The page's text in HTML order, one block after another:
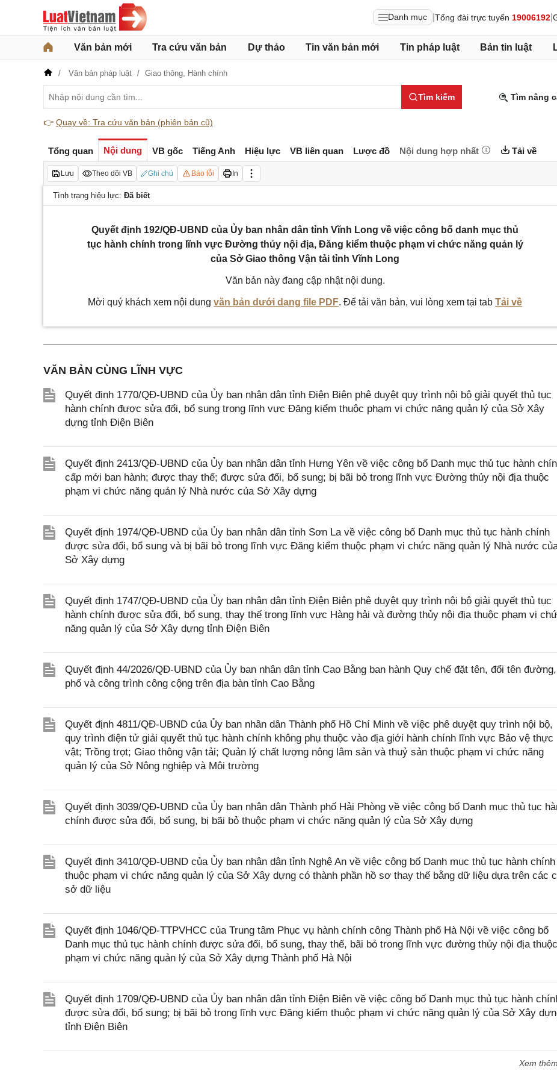
Danh mục Tổng đài trực tuyến 19006192
Văn bản mới Tra cứu văn bản Dự thảo Tin văn bản mới Tin pháp luật Bản tin luật
Văn bản pháp luật Giao thông, Hành chính
Tìm kiếm Tìm nâng
👉 Quay về: Tra cứu văn bản (phiên bản cũ)
Tổng quan Nội dung VB gốc Tiếng Anh Hiệu lực VB liên quan Lược đồ Nội dung hợp nhất Tải về
Lưu Theo dõi VB Ghi chú Báo lỗi In
Tình trạng hiệu lực: Đã biết
Quyết định 192/QĐ-UBND của Ủy ban nhân dân tỉnh Vĩnh Long về việc công bố danh mục thủ
tục hành chính trong lĩnh vực Đường thủy nội địa, Đăng kiểm thuộc phạm vi chức năng quản lý
của Sở Giao thông Vận tải tỉnh Vĩnh Long
Văn bản này đang cập nhật nội dung.
Mời quý khách xem nội dung văn bản dưới dạng file PDF. Để tải văn bản, vui lòng xem tại tab Tải về
VĂN BẢN CÙNG LĨNH VỰC
Quyết định 1770/QĐ-UBND của Ủy ban nhân dân tỉnh Điện Biên phê duyệt quy trình nội bộ giải quyết thủ tục
hành chính được sửa đổi, bổ sung trong lĩnh vực Đăng kiểm thuộc phạm vi chức năng quản lý của Sở Xây
dựng tỉnh Điện Biên
Quyết định 2413/QĐ-UBND của Ủy ban nhân dân tỉnh Hưng Yên về việc công bố Danh mục thủ tục hành
cấp mới ban hành; được thay thế; được sửa đổi, bổ sung; bị bãi bỏ trong lĩnh vực Đường thủy nội địa thuộc
phạm vi chức năng quản lý Nhà nước của Sở Xây dựng
Quyết định 1974/QĐ-UBND của Ủy ban nhân dân tỉnh Sơn La về việc công bố Danh mục thủ tục hành chính
được sửa đổi, bổ sung và bị bãi bỏ trong lĩnh vực Đăng kiểm thuộc phạm vi chức năng quản lý Nhà nước
Sở Xây dựng
Quyết định 1747/QĐ-UBND của Ủy ban nhân dân tỉnh Điện Biên phê duyệt quy trình nội bộ giải quyết thủ tục
hành chính được sửa đổi, bổ sung, thay thế trong lĩnh vực Hàng hải và đường thủy nội địa thuộc phạm vi
năng quản lý của Sở Xây dựng tỉnh Điện Biên
Quyết định 44/2026/QĐ-UBND của Ủy ban nhân dân tỉnh Cao Bằng ban hành Quy chế đặt tên, đổi tên đường,
phố và công trình công cộng trên địa bàn tỉnh Cao Bằng
Quyết định 4811/QĐ-UBND của Ủy ban nhân dân Thành phố Hồ Chí Minh về việc phê duyệt quy trình nội bộ,
quy trình điện tử giải quyết thủ tục hành chính không phụ thuộc vào địa giới hành chính lĩnh vực Bảo vệ thực
vật; Trồng trọt; Giao thông vận tải; Quản lý chất lượng nông lâm sản và thuỷ sản thuộc phạm vi chức năng
quản lý của Sở Nông nghiệp và Môi trường
Quyết định 3039/QĐ-UBND của Ủy ban nhân dân Thành phố Hải Phòng về việc công bố Danh mục thủ tục
chính được sửa đổi, bổ sung, bị bãi bỏ thuộc phạm vi chức năng quản lý của Sở Xây dựng
Quyết định 3410/QĐ-UBND của Ủy ban nhân dân tỉnh Nghệ An về việc công bố Danh mục thủ tục hành chính
thuộc phạm vi chức năng quản lý của Sở Xây dựng có thành phần hồ sơ thay thế bằng dữ liệu dựa trên các
sở dữ liệu
Quyết định 1046/QĐ-TTPVHCC của Trung tâm Phục vụ hành chính công Thành phố Hà Nội về việc công bố
Danh mục thủ tục hành chính được sửa đổi, bổ sung, thay thế, bãi bỏ trong lĩnh vực đường thủy nội địa thuộc
phạm vi chức năng quản lý của Sở Xây dựng Thành phố Hà Nội
Quyết định 1709/QĐ-UBND của Ủy ban nhân dân tỉnh Điện Biên về việc công bố Danh mục thủ tục hành
được sửa đổi, bổ sung; bị bãi bỏ trong lĩnh vực Đăng kiểm thuộc phạm vi chức năng quản lý của Sở Xây
tỉnh Điện Biên
Xem thêm